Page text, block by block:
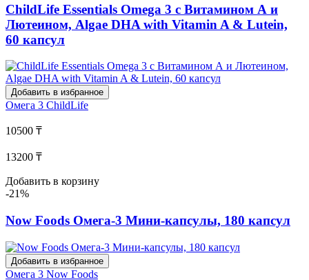
ChildLife Essentials Omega 3 с Витамином А и
Лютеином, Algae DHA with Vitamin A & Lutein,
60 капсул
Добавить в избранное
Омега 3 ChildLife
10500 ₸
13200 ₸
Добавить в корзину
-21%
Now Foods Омега-3 Мини-капсулы, 180 капсул
Добавить в избранное
Омега 3 Now Foods